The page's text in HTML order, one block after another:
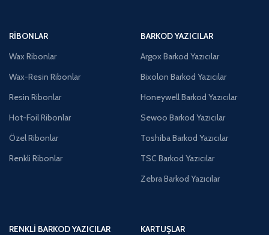
RIBONLAR
Wax Ribonlar
Wax-Resin Ribonlar
Resin Ribonlar
Hot-Foil Ribonlar
Özel Ribonlar
Renkli Ribonlar
BARKOD YAZICILAR
Argox Barkod Yazıcılar
Bixolon Barkod Yazıcılar
Honeywell Barkod Yazıcılar
Sewoo Barkod Yazıcılar
Toshiba Barkod Yazıcılar
TSC Barkod Yazıcılar
Zebra Barkod Yazıcılar
RENKLI BARKOD YAZICILAR
KARTUŞLAR